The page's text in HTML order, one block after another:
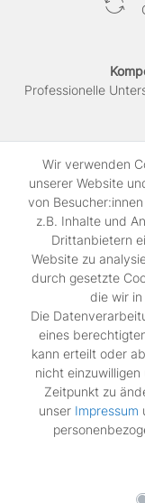
Professionelle
SSL-
Wir verwenden
unserer Website
von
z.B. Inhalte und
Drittanbietern
Website zu
durch gesetzte
die wir in
Die
eines
kann erteilt oder
nicht
Zeitpunkt zu
unser Impressum